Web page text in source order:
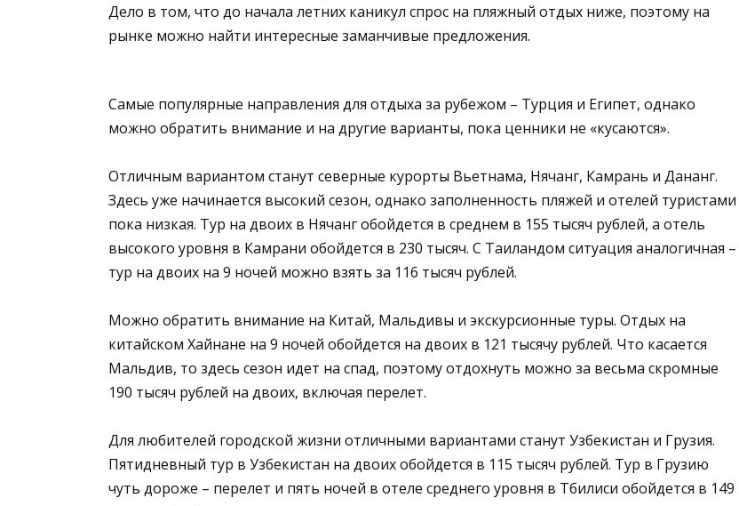
Дело в том, что до начала летних каникул спрос на пляжный отдых ниже, поэтому на
рынке можно найти интересные заманчивые предложения.
Самые популярные направления для отдыха за рубежом – Турция и Египет, однако
можно обратить внимание и на другие варианты, пока ценники не «кусаются».
Отличным вариантом станут северные курорты Вьетнама, Нячанг, Камрань и Дананг.
Здесь уже начинается высокий сезон, однако заполненность пляжей и отелей туристами
пока низкая. Тур на двоих в Нячанг обойдется в среднем в 155 тысяч рублей, а отель
высокого уровня в Камрани обойдется в 230 тысяч. С Таиландом ситуация аналогичная –
тур на двоих на 9 ночей можно взять за 116 тысяч рублей.
Можно обратить внимание на Китай, Мальдивы и экскурсионные туры. Отдых на
китайском Хайнане на 9 ночей обойдется на двоих в 121 тысячу рублей. Что касается
Мальдив, то здесь сезон идет на спад, поэтому отдохнуть можно за весьма скромные
190 тысяч рублей на двоих, включая перелет.
Для любителей городской жизни отличными вариантами станут Узбекистан и Грузия.
Пятидневный тур в Узбекистан на двоих обойдется в 115 тысяч рублей. Тур в Грузию
чуть дороже – перелет и пять ночей в отеле среднего уровня в Тбилиси обойдется в 149